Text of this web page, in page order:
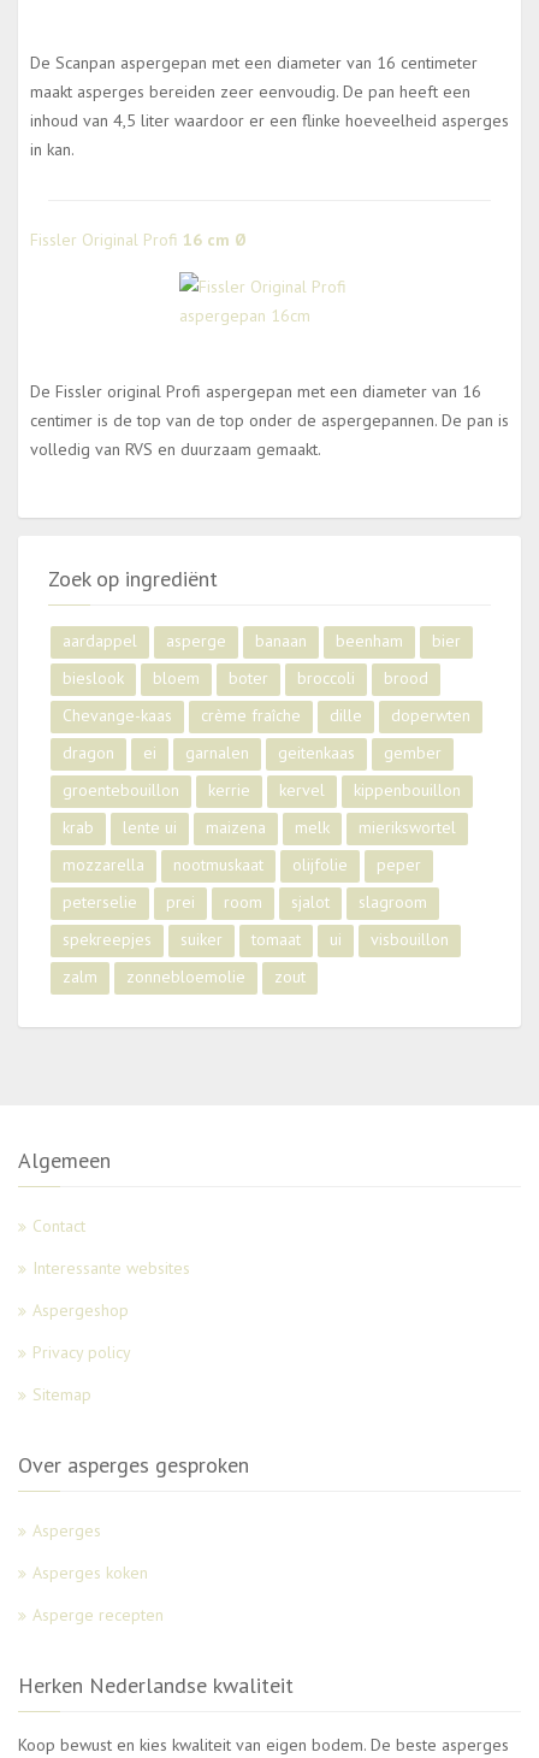
De Scanpan aspergepan met een diameter van 16 centimeter
maakt asperges bereiden zeer eenvoudig. De pan heeft een
inhoud van 4,5 liter waardoor er een flinke hoeveelheid asperges
in kan.
Fissler Original Profi 16 cm Ø
De Fissler original Profi aspergepan met een diameter van 16
centimer is de top van de top onder de aspergepannen. De pan is
volledig van RVS en duurzaam gemaakt.
Zoek op ingrediënt
aardappel asperge banaan beenham
bier
bieslook
bloem boter broccoli
brood
Chevange-kaas
crème fraîche dille
doperwten
dragon
ei garnalen geitenkaas
gember
groentebouillon
kerrie kervel
kippenbouillon
krab
lente ui maizena melk
mierikswortel
mozzarella
nootmuskaat olijfolie
peper
peterselie
prei room sjalot
slagroom
spekreepjes
suiker tomaat ui
visbouillon
zalm
zonnebloemolie zout
Algemeen
Contact
Interessante websites
Aspergeshop
Privacy policy
Sitemap
Over asperges gesproken
Asperges
Asperges koken
Asperge recepten
Herken Nederlandse kwaliteit
Koop bewust en kies kwaliteit van eigen bodem. De beste asperges